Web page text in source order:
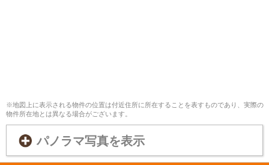
※地図上に表示される物件の位置は付近住所に所在することを表すものであり、実際の
物件所在地とは異なる場合がございます。
パノラマ写真を表示